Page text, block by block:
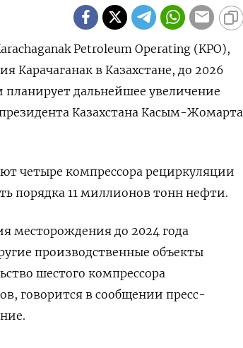
Petroleum Operating (KPO),
Карачаганак в Казахстане, до 2026
планирует дальнейшее увеличение
Казахстана Касым-Жомарта
четыре компрессора рециркуляции
порядка 11 миллионов тонн нефти.
месторождения до 2024 года
производственные объекты
шестого компрессора
говорится в сообщении пресс-